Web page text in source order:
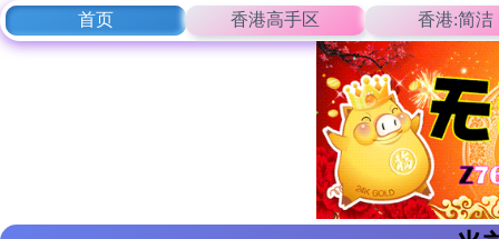
首页 香港高手区 香港:简洁